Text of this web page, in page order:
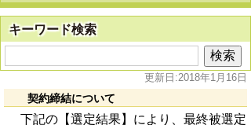
キーワード検索
更新日:2018年1月16日
契約締結について
下記の【選定結果】により、最終被選定